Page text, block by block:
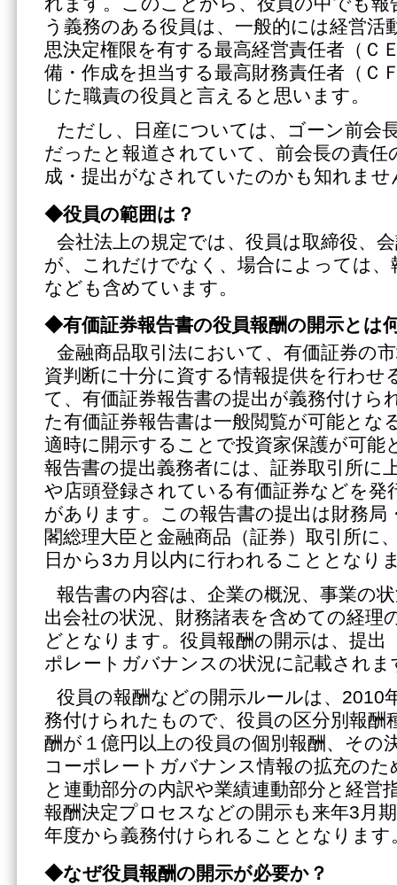
う義務のある役員は、一般的には経営活
思決定権限を有する最高経営責任者（Ｃ
備・作成を担当する最高財務責任者（Ｃ
じた職責の役員と言えると思います。
ただし、日産については、ゴーン前会
だったと報道されていて、前会長の責任
成・提出がなされていたのかも知れませ
◆役員の範囲は？
会社法上の規定では、役員は取締役、
が、これだけでなく、場合によっては、
なども含めています。
◆有価証券報告書の役員報酬の開示とは
金融商品取引法において、有価証券の
資判断に十分に資する情報提供を行わせ
て、有価証券報告書の提出が義務付けら
た有価証券報告書は一般閲覧が可能とな
適時に開示することで投資家保護が可能
報告書の提出義務者には、証券取引所に
や店頭登録されている有価証券などを発
があります。この報告書の提出は財務局
閣総理大臣と金融商品（証券）取引所に
日から3カ月以内に行われることとなり
報告書の内容は、企業の概況、事業の
出会社の状況、財務諸表を含めての経理
どとなります。役員報酬の開示は、提
ポレートガバナンスの状況に記載されま
役員の報酬などの開示ルールは、2010
務付けられたもので、役員の区分別報酬
酬が１億円以上の役員の個別報酬、その
コーポレートガバナンス情報の拡充のた
と連動部分の内訳や業績連動部分と経営
報酬決定プロセスなどの開示も来年3月
年度から義務付けられることとなります
◆なぜ役員報酬の開示が必要か？